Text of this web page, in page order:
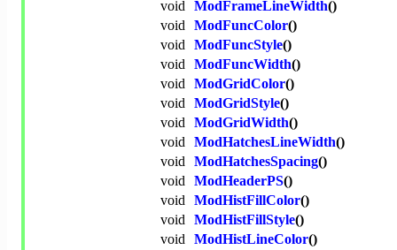
void ModFrameLineWidth()
void ModFuncColor()
void ModFuncStyle()
void ModFuncWidth()
void ModGridColor()
void ModGridStyle()
void ModGridWidth()
void ModHatchesLineWidth()
void ModHatchesSpacing()
void ModHeaderPS()
void ModHistFillColor()
void ModHistFillStyle()
void ModHistLineColor()